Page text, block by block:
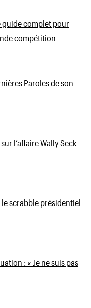
guide complet pour
compétition
Paroles de son
l’affaire Wally Seck
scrabble présidentiel
: « Je ne suis pas